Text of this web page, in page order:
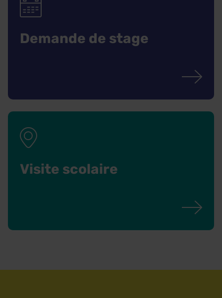
Demande de stage
Visite scolaire